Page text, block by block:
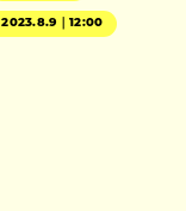
2023.8.9｜12:00